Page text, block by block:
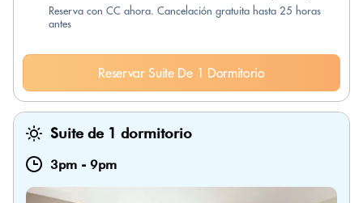
Reserva con CC ahora. Cancelación gratuita hasta 25 horas
antes
Reservar Suite De 1 Dormitorio
Suite de 1 dormitorio
3pm - 9pm